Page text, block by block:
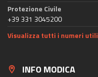
Protezione Civile
+39 331 3045200
Visualizza tutti i numeri utili
INFO MODICA